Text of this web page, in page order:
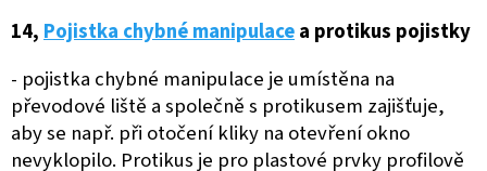
14, Pojistka chybné manipulacea protikus pojistky
- pojistka chybné manipulace je umístěna na
převodové liště a společně s protikusem zajišťuje,
aby se např. při otočení kliky na otevření okno
nevyklopilo. Protikus je pro plastové prvky profilově